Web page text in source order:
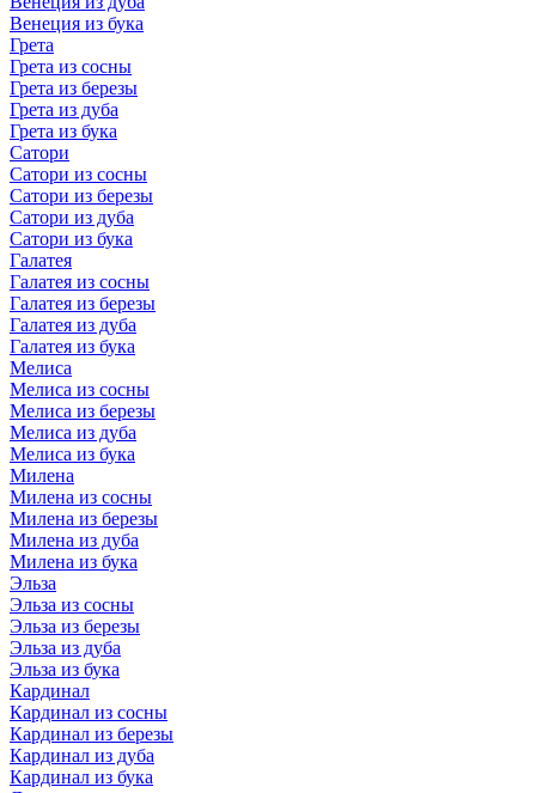
Венеция из бука
Грета
Грета из сосны
Грета из березы
Грета из дуба
Грета из бука
Сатори
Сатори из сосны
Сатори из березы
Сатори из дуба
Сатори из бука
Галатея
Галатея из сосны
Галатея из березы
Галатея из дуба
Галатея из бука
Мелиса
Мелиса из сосны
Мелиса из березы
Мелиса из дуба
Мелиса из бука
Милена
Милена из сосны
Милена из березы
Милена из дуба
Милена из бука
Эльза
Эльза из сосны
Эльза из березы
Эльза из дуба
Эльза из бука
Кардинал
Кардинал из сосны
Кардинал из березы
Кардинал из дуба
Кардинал из бука